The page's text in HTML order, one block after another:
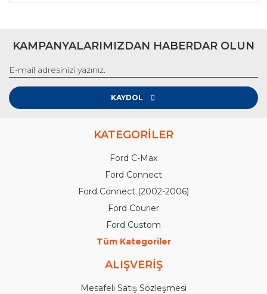
KAMPANYALARIMIZDAN HABERDAR OLUN
KAYDOL
KATEGORİLER
Ford C-Max
Ford Connect
Ford Connect (2002-2006)
Ford Courier
Ford Custom
Tüm Kategoriler
ALIŞVERİŞ
Mesafeli Satış Sözleşmesi